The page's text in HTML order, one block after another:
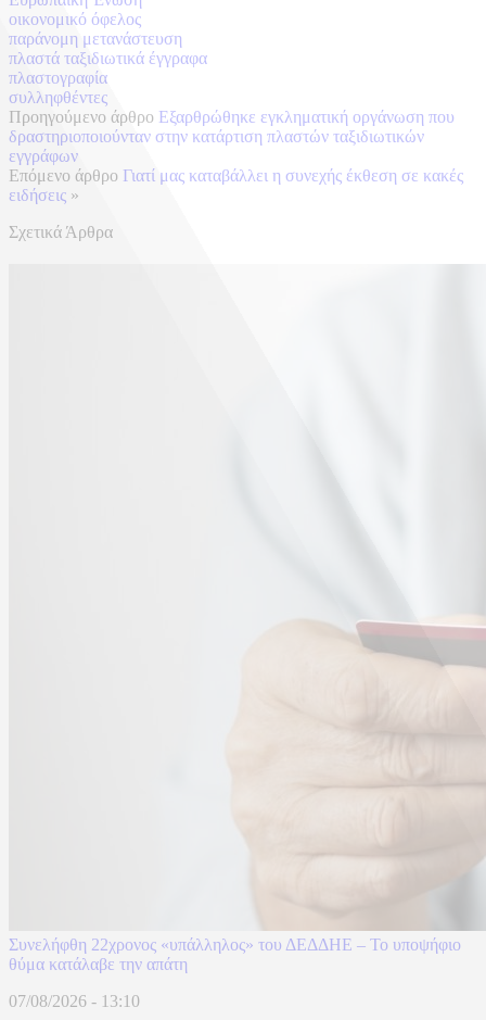
οικονομικό όφελος
παράνομη μετανάστευση
πλαστά ταξιδιωτικά έγγραφα
πλαστογραφία
συλληφθέντες
Προηγούμενο άρθρο Εξαρθρώθηκε εγκληματική οργάνωση που
δραστηριοποιούνταν στην κατάρτιση πλαστών ταξιδιωτικών
εγγράφων
Επόμενο άρθρο Γιατί μας καταβάλλει η συνεχής έκθεση σε κακές
ειδήσεις »
Σχετικά Άρθρα
Συνελήφθη 22χρονος «υπάλληλος» του ΔΕΔΔΗΕ – Το υποψήφιο
θύμα κατάλαβε την απάτη
07/08/2026 - 13:10